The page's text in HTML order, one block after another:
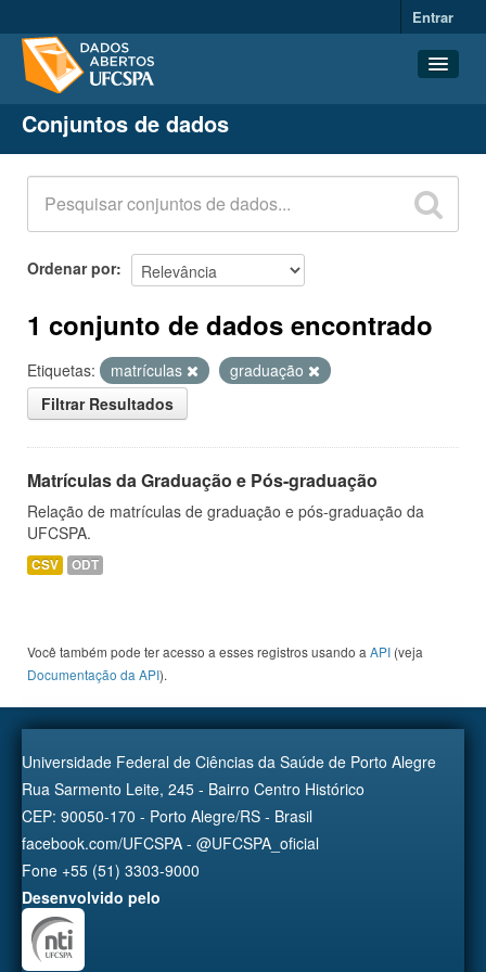
Entrar
Conjuntos de dados
Organizações
Grupos
Sobre
Conjuntos de dados
Ordenar por
1 conjunto de dados encontrado
Etiquetas: matrículas
graduação
Filtrar Resultados
Matrículas da Graduação e Pós-graduação
Relação de matrículas de graduação e pós-graduação da
UFCSPA.
CSV ODT
Você também pode ter acesso a esses registros usando a API (veja
Documentação da API).
Universidade Federal de Ciências da Saúde de Porto Alegre
Rua Sarmento Leite, 245 - Bairro Centro Histórico
CEP: 90050-170 - Porto Alegre/RS - Brasil
facebook.com/UFCSPA - @UFCSPA_oficial
Fone +55 (51) 3303-9000
Desenvolvido pelo